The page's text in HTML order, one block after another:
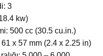
3
kw)
500 cc (30.5 cu.in.)
x 57 mm (2.4 x 2.25 in)